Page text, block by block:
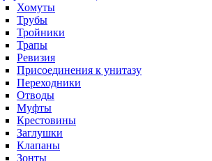
Хомуты
Трубы
Тройники
Трапы
Ревизия
Присоединения к унитазу
Переходники
Отводы
Муфты
Крестовины
Заглушки
Клапаны
Зонты